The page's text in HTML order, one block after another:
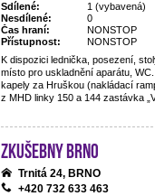
Sdílené:
1 (vybavená)
Nesdílené:
0
Čas hraní:
NONSTOP
Přístupnost:
NONSTOP
K dispozici lednička, posezení,
místo pro uskladnění aparátu,
kapely za Hruškou (nakládací
z MHD linky 150 a 144 zastávka
Zkušebny Brno
Trnitá 24, BRNO
+420 732 633 463